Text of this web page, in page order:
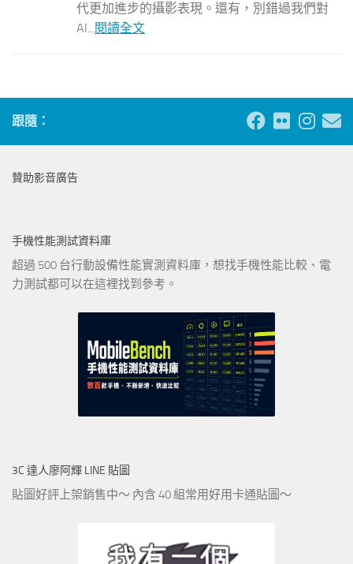
代更加進步的攝影表現。還有，別錯過我們對
AI...閱讀全文
跟隨：
贊助影音廣告
手機性能測試資料庫
超過 500 台行動設備性能實測資料庫，想找手機性能比較、電
力測試都可以在這裡找到參考。
3C 達人廖阿輝 LINE 貼圖
貼圖好評上架銷售中～ 內含 40 組常用好用卡通貼圖～